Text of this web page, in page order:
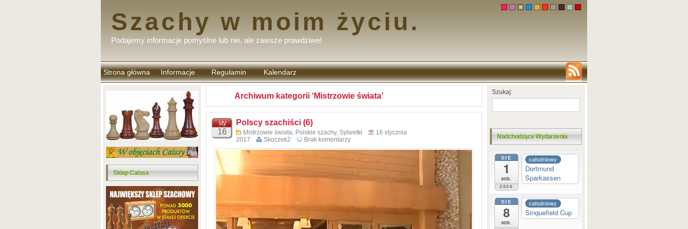
Szachy w moim życiu.
Podajemy informacje pomyślne lub nie, ale zawsze prawdziwe!
Strona główna Informacje Regulamin
komentarzy
Kalendarz
Sklep Caissa
Archiwum kategorii ‘Mistrzowie świata’
sty
16
Polscy szachiści (6)
Mistrzowie świata, Polskie szachy, Sylwetki
16 stycznia
2017
Skoczek2 Brak komentarzy
Szukaj:
Nadchodzące Wydarzenia
SIE
1
sob.
2026
całodniowy
Dortmund
Sparkassen
SIE
8
sob.
całodniowy
Sinquefield Cup